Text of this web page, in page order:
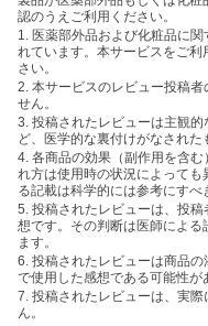
認のうえご利用ください。
1. 医薬部外品および化粧品に
れています。本サービスをご
さい。
2. 本サービスのレビュー投稿
せん。
3. 投稿されたレビューは主観
ど、医学的な裏付けがなされた
4. 各商品の効果（副作用を含
れ方は使用時の状況によって
る記載は科学的には参考にすべ
5. 投稿されたレビューは、投
想です。その判断は医師による
ます。
6. 投稿されたレビューは商品
で使用した感想である可能性が
7. 投稿されたレビューは、実
ん。